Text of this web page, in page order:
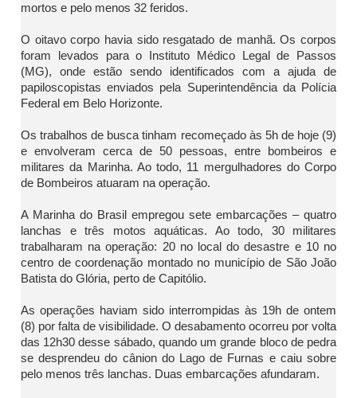
mortos e pelo menos 32 feridos.
O oitavo corpo havia sido resgatado de manhã. Os corpos
foram levados para o Instituto Médico Legal de Passos
(MG), onde estão sendo identificados com a ajuda de
papiloscopistas enviados pela Superintendência da Polícia
Federal em Belo Horizonte.
Os trabalhos de busca tinham recomeçado às 5h de hoje (9)
e envolveram cerca de 50 pessoas, entre bombeiros e
militares da Marinha. Ao todo, 11 mergulhadores do Corpo
de Bombeiros atuaram na operação.
A Marinha do Brasil empregou sete embarcações – quatro
lanchas e três motos aquáticas. Ao todo, 30 militares
trabalharam na operação: 20 no local do desastre e 10 no
centro de coordenação montado no município de São João
Batista do Glória, perto de Capitólio.
As operações haviam sido interrompidas às 19h de ontem
(8) por falta de visibilidade. O desabamento ocorreu por volta
das 12h30 desse sábado, quando um grande bloco de pedra
se desprendeu do cânion do Lago de Furnas e caiu sobre
pelo menos três lanchas. Duas embarcações afundaram.